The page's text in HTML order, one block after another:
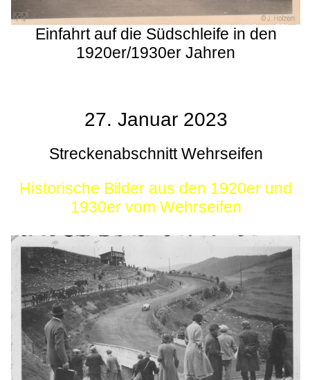
Einfahrt auf die Südschleife in den
1920er/1930er Jahren
27. Januar 2023
Streckenabschnitt Wehrseifen
Historische Bilder aus den 1920er und
1930er vom Wehrseifen